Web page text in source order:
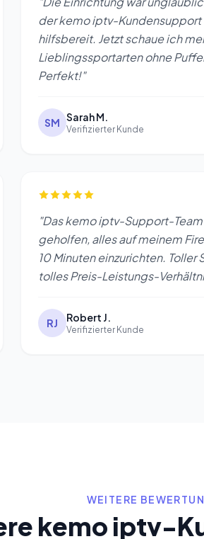
der kemo iptv-Kundensupport
hilfsbereit. Jetzt schaue ich
Lieblingssportarten ohne
Perfekt!"
SM Sarah M.
Verifizierter Kunde
"Das kemo iptv-Support-
geholfen, alles auf meinem
10 Minuten einzurichten. Toller
tolles Preis-Leistungs-
RJ Robert J.
Verifizierter Kunde
WEITERE
kemo iptv-